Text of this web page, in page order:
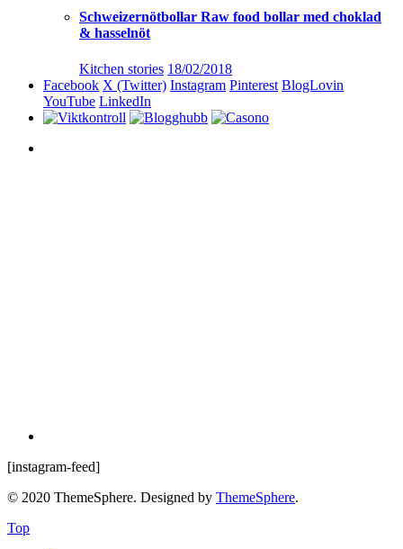
Schweizernötbollar Raw food bollar med choklad
& hasselnöt
Kitchen stories 18/02/2018
Facebook X (Twitter) Instagram Pinterest BlogLovin
YouTube LinkedIn
[instagram-feed]
© 2020 ThemeSphere. Designed by ThemeSphere.
Top